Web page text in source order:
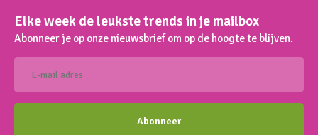
Elke week de leukste trends in je mailbox
Abonneer je op onze nieuwsbrief om op de hoogte te blijven.
Abonneer